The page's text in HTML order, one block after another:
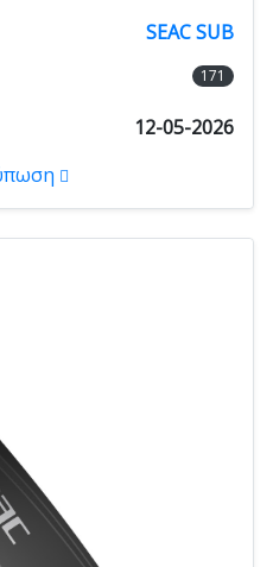
SEAC SUB
171
12-05-2026